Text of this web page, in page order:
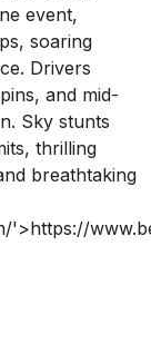
event,
soaring
Drivers
and mid-
Sky stunts
thrilling
breathtaking
'>https://